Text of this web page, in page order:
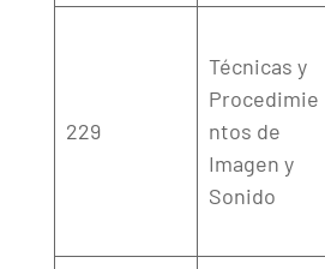
229
Técnicas y
Procedimie
ntos de
Imagen y
Sonido